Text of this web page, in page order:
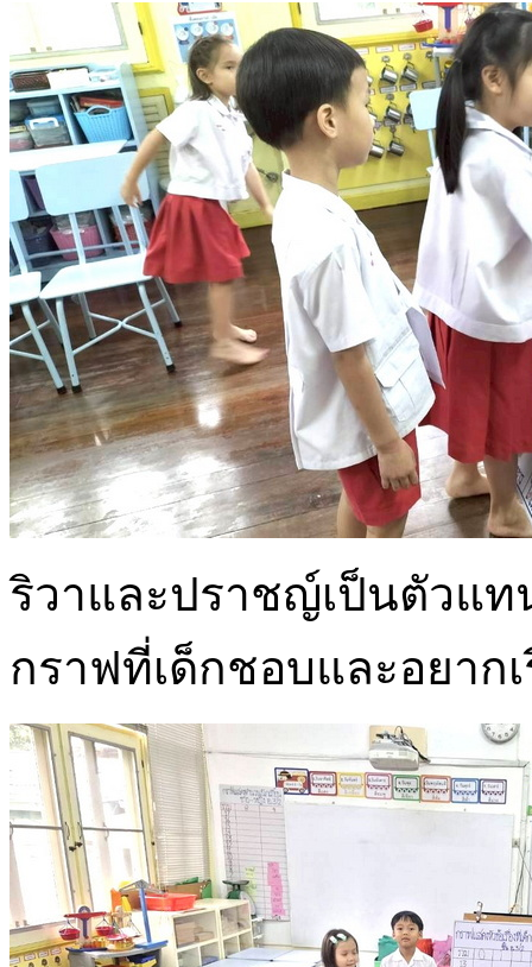
ริวาและปราชญ์เป็นตัวแ
กราฟที่เด็กชอบและอยาก